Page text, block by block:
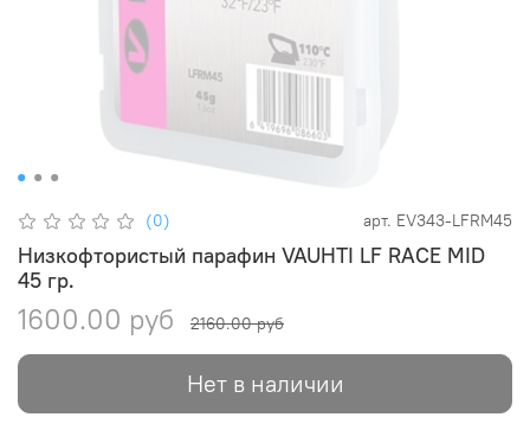
(0) арт. EV343-LFRM45
Низкофтористый парафин VAUHTI LF RACE MID
45 гр.
1600.00 руб 2160.00 руб
Нет в наличии